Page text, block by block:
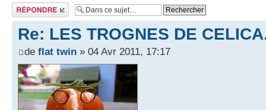
Écrire un
commentaire
Re: LES TROGNES DE
de flat twin » 04 Avr 2011, 17:17